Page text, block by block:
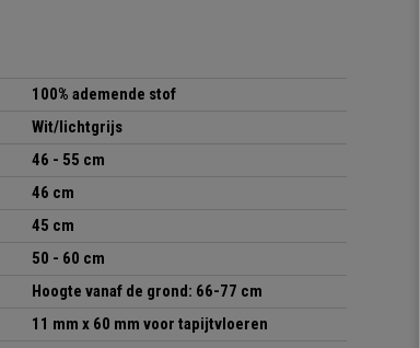
100% ademende stof
Wit/lichtgrijs
46 - 55 cm
46 cm
45 cm
50 - 60 cm
Hoogte vanaf de grond: 66-77 cm
11 mm x 60 mm voor tapijtvloeren